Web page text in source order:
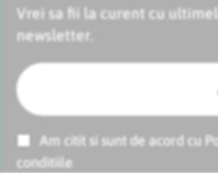
Vrei sa fii la curent cu
newsletter.
Am citit si sunt de acord cu
conditiile